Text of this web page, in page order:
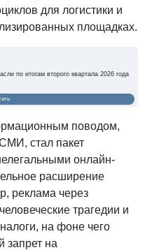
для логистики и
площадках.
по итогам второго квартала 2026 года
поводом,
стал пакет
онлайн-
расширение
реклама через
трагедии и
на фоне чего
запрет на